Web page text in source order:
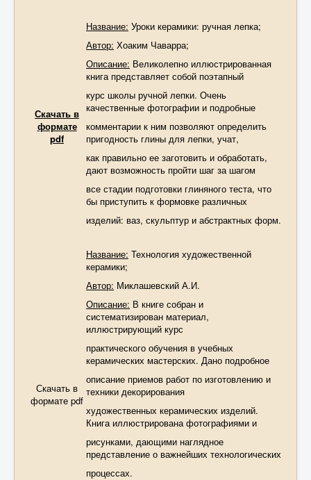
Скачать в
формате
pdf
Название: Уроки керамики: ручная лепка;
Автор: Хоаким Чаварра;
Описание: Великолепно иллюстрированная
книга представляет собой поэтапный
курс школы ручной лепки. Очень
качественные фотографии и подробные
комментарии к ним позволяют определить
пригодность глины для лепки, учат,
как правильно ее заготовить и обработать,
дают возможность пройти шаг за шагом
все стадии подготовки глиняного теста, что
бы приступить к формовке различных
изделий: ваз, скульптур и абстрактных форм.
Скачать в
формате pdf
Название: Технология художественной
керамики;
Автор: Миклашевский А.И.
Описание: В книге собран и
систематизирован материал,
иллюстрирующий курс
практического обучения в учебных
керамических мастерских. Дано подробное
описание приемов работ по изготовлению и
техники декорирования
художественных керамических изделий.
Книга иллюстрирована фотографиями и
рисунками, дающими наглядное
представление о важнейших технологических
процессах.